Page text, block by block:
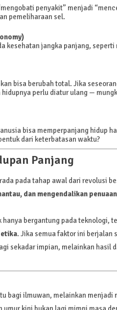
penyakit” menjadi
pemeliharaan sel.
kesehatan jangka panjang,
bisa berubah total. Jika
perlu diatur ulang —
bisa memperpanjang hidup
dari keterbatasan waktu?
Panjang
pada tahap awal dari revolusi
dan mengendalikan penuaan
bergantung pada teknologi,
. Jika semua faktor ini berjalan
sekadar impian, melainkan hasil
bagi ilmuwan, melainkan